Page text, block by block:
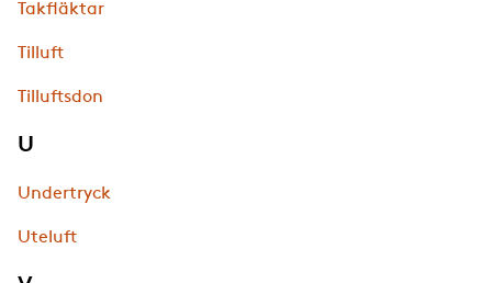
Takfläktar
Tilluft
Tilluftsdon
U
Undertryck
Uteluft